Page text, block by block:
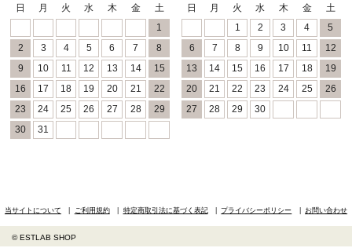
日 月 火 水 木 金
土
1
2
3 4 5 6 7
8
9
10 11 12 13 14
15
16
17 18 19 20 21
22
23
24 25 26 27 28
29
30
31
日 月 火 水 木 金
土
1
2 3 4
5
6
7 8 9 10 11
12
13
14 15 16 17 18
19
20
21 22 23 24 25
26
27
28 29 30
当サイトについて ご利用規約 特定商取引法に基づく表記 プライバシーポリシー お問い合わせ
© ESTLAB SHOP